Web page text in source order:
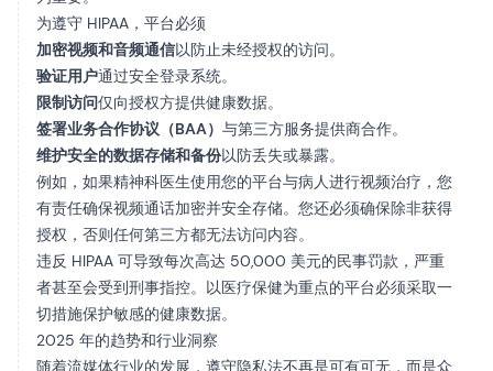
为遵守 HIPAA，平台必须
加密视频和音频通信以防止未经授权的访问。
验证用户通过安全登录系统。
限制访问仅向授权方提供健康数据。
签署业务合作协议（BAA） 与第三方服务提供商合作。
维护安全的数据存储和备份以防丢失或暴露。
例如，如果精神科医生使用您的平台与病人进行视频治疗，您
有责任确保视频通话加密并安全存储。您还必须确保除非获得
授权，否则任何第三方都无法访问内容。
违反 HIPAA 可导致每次高达 50,000 美元的民事罚款，严重
者甚至会受到刑事指控。以医疗保健为重点的平台必须采取一
切措施保护敏感的健康数据。
2025 年的趋势和行业洞察
随着流媒体行业的发展，遵守隐私法不再是可有可无，而是众